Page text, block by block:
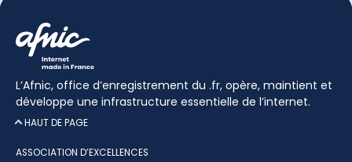
L’Afnic, office d’enregistrement du .fr, opère, maintient et
développe une infrastructure essentielle de l’internet.
HAUT DE PAGE
ASSOCIATION D’EXCELLENCES